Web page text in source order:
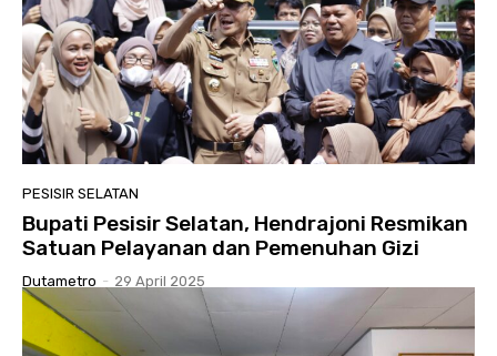
PESISIR SELATAN
Bupati Pesisir Selatan, Hendrajoni Resmikan
Satuan Pelayanan dan Pemenuhan Gizi
Dutametro - 29 April 2025